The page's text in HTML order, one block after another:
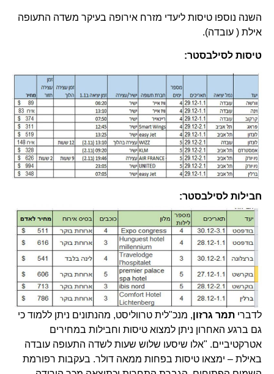
השנה נוספו טיסות ליעדי מזרח אירופה בעיקר משדה התעופה
אילת ( עובדה).
טיסות לסילבסטר:
חבילות לסילבסטר:
לדברי תמר גרזון, מנכ"לית טרווליסט, מהנתונים ניתן ללמוד כי
גם ברגע האחרון ניתן למצוא טיסות וחבילות במחירים
אטרקטיביים. "אלו שיסעו שלוש שעות לשדה התעופה עובדה
באילת – ימצאו טיסות בפחות ממאה דולר. בעקבות רפורמת